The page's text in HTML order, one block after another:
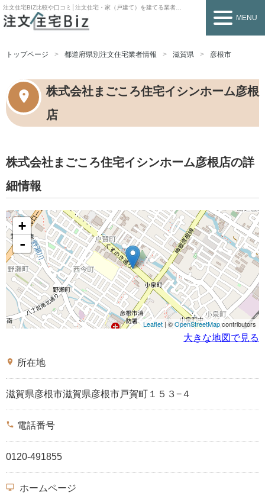
注文住宅BIZ比較や口コミ│注文住宅・家（戸建て）を建てる業者を探すなら
MENU
トップページ 都道府県別注文住宅業者情報 滋賀県 彦根市
株式会社まごころ住宅イシンホーム彦根
店
株式会社まごころ住宅イシンホーム彦根店の詳
細情報
+
-
Leaflet | ©OpenStreetMapcontributors
大きな地図で見る
place 所在地
滋賀県彦根市滋賀県彦根市戸賀町１５３−４
phone 電話番号
0120-491855
desktop_windows ホームページ